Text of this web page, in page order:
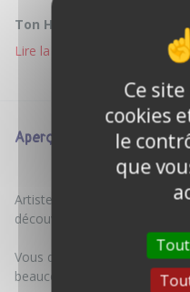
Ton Hôte :
Lire la suite
Aperçu
Artiste peintre, je vous
découvrir mon univers.
Vous découvrirez une
beaucoup sont inspirées de
Ce
cookies
le
que